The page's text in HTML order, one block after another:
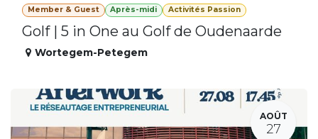
Member & Guest Après-midi Activités Passion
Golf | 5 in One au Golf de Oudenaarde
Wortegem-Petegem
AOÛT
27